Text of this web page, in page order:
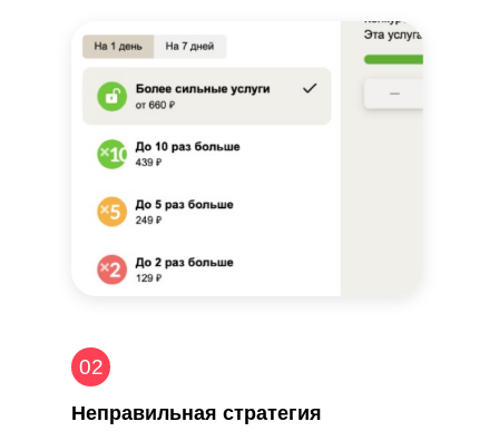
Неправильная стратегия
02